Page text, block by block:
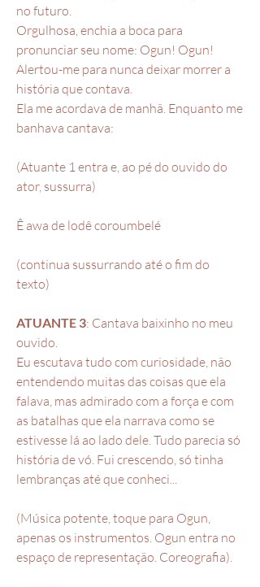
no futuro.
Orgulhosa, enchia a boca para
pronunciar seu nome: Ogun! Ogun!
Alertou-me para nunca deixar morrer a
história que contava.
Ela me acordava de manhã. Enquanto me
banhava cantava:
(Atuante 1 entra e, ao pé do ouvido do
ator, sussurra)
Ê awa de lodê coroumbelé
(continua sussurrando até o fim do
texto)
ATUANTE 3: Cantava baixinho no meu
ouvido.
Eu escutava tudo com curiosidade, não
entendendo muitas das coisas que ela
falava, mas admirado com a força e com
as batalhas que ela narrava como se
estivesse lá ao lado dele. Tudo parecia só
história de vó. Fui crescendo, só tinha
lembranças até que conheci...
(Música potente, toque para Ogun,
apenas os instrumentos. Ogun entra no
espaço de representação. Coreografia).